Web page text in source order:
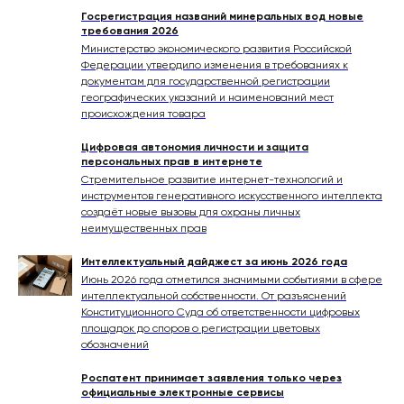
Госрегистрация названий минеральных вод новые
требования 2026
Министерство экономического развития Российской
Федерации утвердило изменения в требованиях к
документам для государственной регистрации
географических указаний и наименований мест
происхождения товара
Цифровая автономия личности и защита
персональных прав в интернете
Стремительное развитие интернет-технологий и
инструментов генеративного искусственного интеллекта
создаёт новые вызовы для охраны личных
неимущественных прав
Интеллектуальный дайджест за июнь 2026 года
Июнь 2026 года отметился значимыми событиями в сфере
интеллектуальной собственности. От разъяснений
Конституционного Суда об ответственности цифровых
площадок до споров о регистрации цветовых
обозначений
Роспатент принимает заявления только через
официальные электронные сервисы